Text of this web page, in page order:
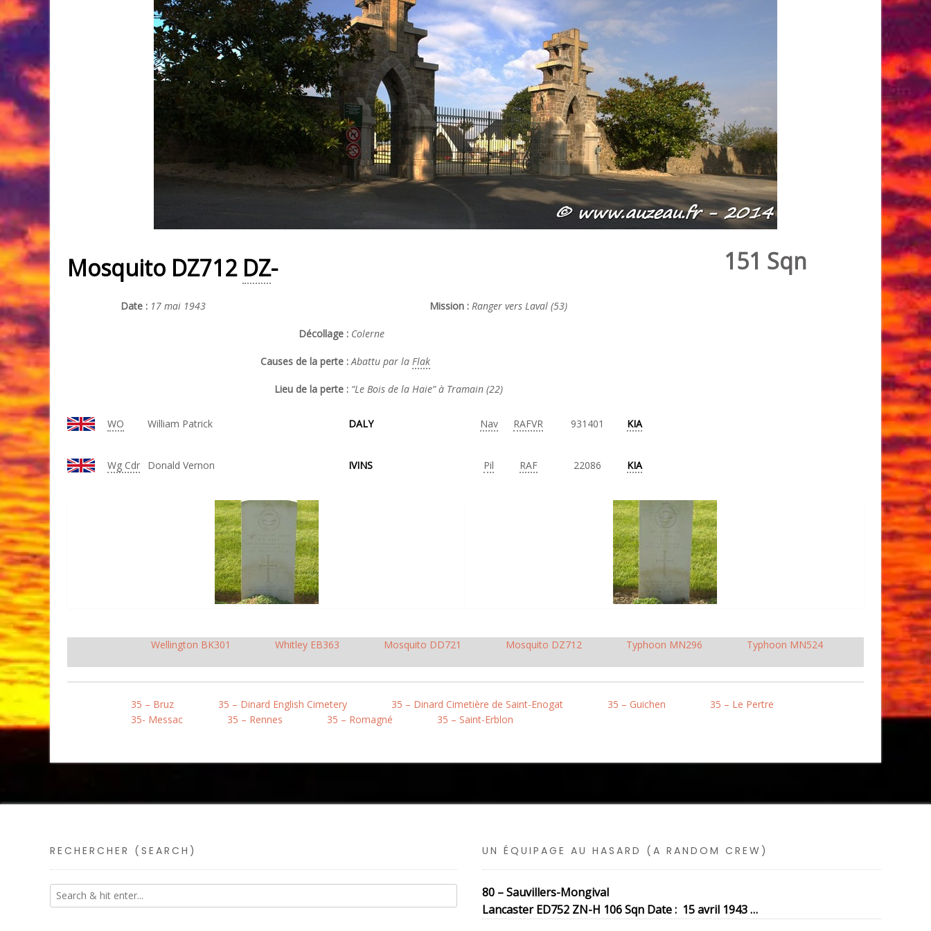
Mosquito DZ712 DZ- 151 Sqn
Date : 17 mai 1943 Mission : Ranger vers Laval (53)
Décollage : Colerne
Causes de la perte :Abattu par la Flak
Lieu de la perte : “Le Bois de la Haie” à Tramain (22)
WO William Patrick DALY Nav RAFVR 931401 KIA
Wg Cdr Donald Vernon IVINS Pil RAF 22086 KIA
Wellington BK301 Whitley EB363 Mosquito DD721 Mosquito DZ712 Typhoon MN296 Typhoon MN524
35 – Bruz 35 – Dinard English Cimetery 35 – Dinard Cimetière de Saint-Enogat 35 – Guichen
35 – Le Pertre
35- Messac
35 – Rennes 35 – Romagné 35 – Saint-Erblon
RECHERCHER (SEARCH) UN ÉQUIPAGE AU HASARD (A RANDOM CREW)
80 – Sauvillers-Mongival
Lancaster ED752 ZN-H 106 Sqn Date : 15 avril 1943 …